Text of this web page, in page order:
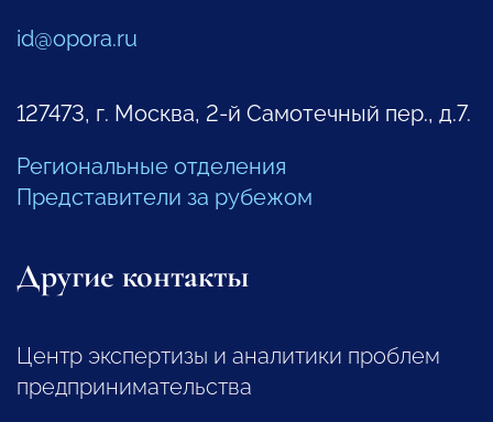
id@opora.ru
127473, г. Москва, 2-й Самотечный пер., д.7.
Региональные отделения
Представители за рубежом
Другие контакты
Центр экспертизы и аналитики проблем
предпринимательства